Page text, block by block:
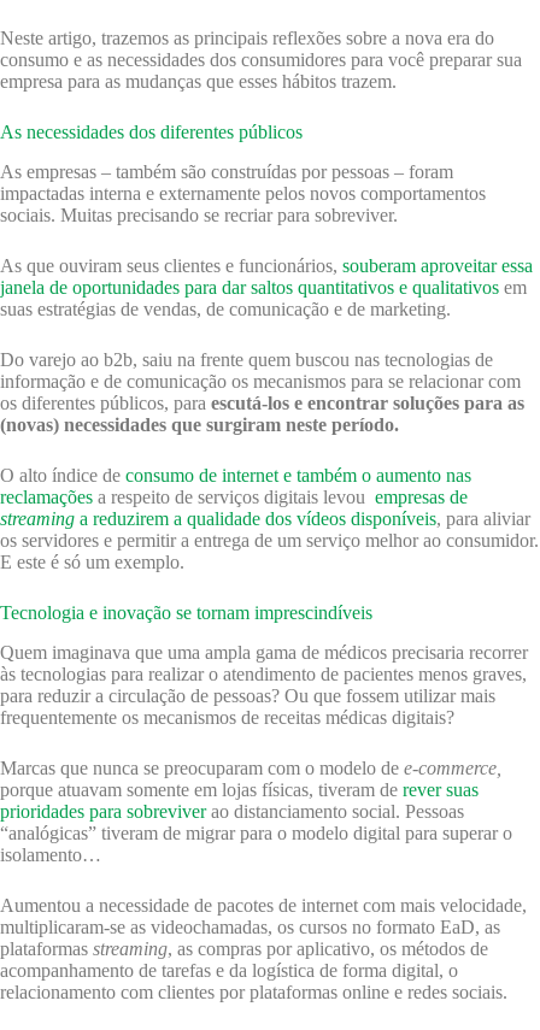
Neste artigo, trazemos as principais reflexões sobre a nova era do
consumo e as necessidades dos consumidores para você preparar sua
empresa para as mudanças que esses hábitos trazem.
As necessidades dos diferentes públicos
As empresas – também são construídas por pessoas – foram
impactadas interna e externamente pelos novos comportamentos
sociais. Muitas precisando se recriar para sobreviver.
As que ouviram seus clientes e funcionários, souberam aproveitar essa
janela de oportunidades para dar saltos quantitativos e qualitativos em
suas estratégias de vendas, de comunicação e de marketing.
Do varejo ao b2b, saiu na frente quem buscou nas tecnologias de
informação e de comunicação os mecanismos para se relacionar com
os diferentes públicos, para escutá-los e encontrar soluções para as
(novas) necessidades que surgiram neste período.
O alto índice de consumo de internet e também o aumento nas
reclamações a respeito de serviços digitais levou empresas de
streaming a reduzirem a qualidade dos vídeos disponíveis, para aliviar
os servidores e permitir a entrega de um serviço melhor ao consumidor.
E este é só um exemplo.
Tecnologia e inovação se tornam imprescindíveis
Quem imaginava que uma ampla gama de médicos precisaria recorrer
às tecnologias para realizar o atendimento de pacientes menos graves,
para reduzir a circulação de pessoas? Ou que fossem utilizar mais
frequentemente os mecanismos de receitas médicas digitais?
Marcas que nunca se preocuparam com o modelo de e-commerce,
porque atuavam somente em lojas físicas, tiveram de rever suas
prioridades para sobreviverao distanciamento social. Pessoas
“analógicas” tiveram de migrar para o modelo digital para superar o
isolamento…
Aumentou a necessidade de pacotes de internet com mais velocidade,
multiplicaram-se as videochamadas, os cursos no formato EaD, as
plataformas streaming, as compras por aplicativo, os métodos de
acompanhamento de tarefas e da logística de forma digital, o
relacionamento com clientes por plataformas online e redes sociais.